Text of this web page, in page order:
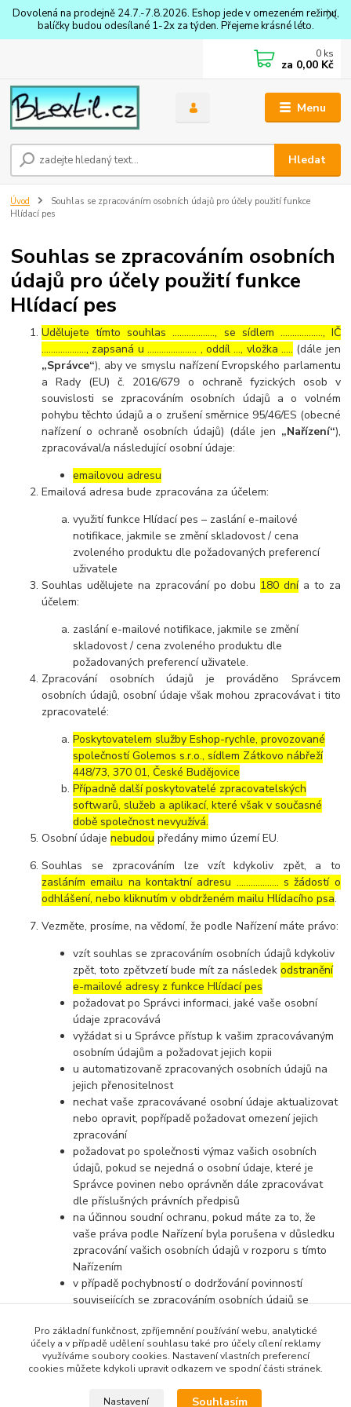
Dovolená na prodejně 24.7.-7.8.2026. Eshop jede v omezeném režimu,
balíčky budou odesílané 1-2x za týden. Přejeme krásné léto.
Menu
Hledat
0 ks
za 0,00 Kč
Úvod
Souhlas se zpracováním osobních údajů pro účely použití funkce
Hlídací pes
Souhlas se zpracováním osobních
údajů pro účely použití funkce
Hlídací pes
Udělujete tímto souhlas ……………..., se sídlem ………………, IČ
………………., zapsaná u ………………… , oddíl …, vložka ….. (dále jen
„Správce“), aby ve smyslu nařízení Evropského parlamentu
a Rady (EU) č. 2016/679 o ochraně fyzických osob v
souvislosti se zpracováním osobních údajů a o volném
pohybu těchto údajů a o zrušení směrnice 95/46/ES (obecné
nařízení o ochraně osobních údajů) (dále jen „Nařízení“),
zpracovával/a následující osobní údaje:
emailovou adresu
Emailová adresa bude zpracována za účelem:
využití funkce Hlídací pes – zaslání e-mailové
notifikace, jakmile se změní skladovost / cena
zvoleného produktu dle požadovaných preferencí
uživatele
Souhlas udělujete na zpracování po dobu 180 dnía to za
účelem:
zaslání e-mailové notifikace, jakmile se změní
skladovost / cena zvoleného produktu dle
požadovaných preferencí uživatele.
Zpracování osobních údajů je prováděno Správcem
osobních údajů, osobní údaje však mohou zpracovávat i tito
zpracovatelé:
Poskytovatelem služby Eshop-rychle, provozované
společností Golemos s.r.o., sídlem Zátkovo nábřeží
448/73, 370 01, České Budějovice
Případně další poskytovatelé zpracovatelských
softwarů, služeb a aplikací, které však v současné
době společnost nevyužívá.
Osobní údajenebudou předány mimo území EU.
Souhlas se zpracováním lze vzít kdykoliv zpět, a to
zasláním emailu na kontaktní adresu ..……………. s žádostí o
odhlášení, nebo kliknutím v obdrženém mailu Hlídacího psa.
Vezměte, prosíme, na vědomí, že podle Nařízení máte právo:
vzít souhlas se zpracováním osobních údajů kdykoliv
zpět, toto zpětvzetí bude mít za následekodstranění
e-mailové adresy z funkce Hlídací pes
požadovat po Správci informaci, jaké vaše osobní
údaje zpracovává
vyžádat si u Správce přístup k vašim zpracovávaným
osobním údajům a požadovat jejich kopii
u automatizovaně zpracovaných osobních údajů na
jejich přenositelnost
nechat vaše zpracovávané osobní údaje aktualizovat
nebo opravit, popřípadě požadovat omezení jejich
zpracování
požadovat po společnosti výmaz vašich osobních
údajů, pokud se nejedná o osobní údaje, které je
Správce povinen nebo oprávněn dále zpracovávat
dle příslušných právních předpisů
na účinnou soudní ochranu, pokud máte za to, že
vaše práva podle Nařízení byla porušena v důsledku
zpracování vašich osobních údajů v rozporu s tímto
Nařízením
v případě pochybností o dodržování povinností
souvisejících se zpracováním osobních údajů se
osobních údajů
Pro základní funkčnost, zpříjemnění používání webu, analytické
účely a v případě udělení souhlasu také pro účely cílení reklamy
využíváme soubory cookies. Nastavení vlastních preferencí
cookies můžete kdykoli upravit odkazem ve spodní části stránek.
Nastavení Souhlasím